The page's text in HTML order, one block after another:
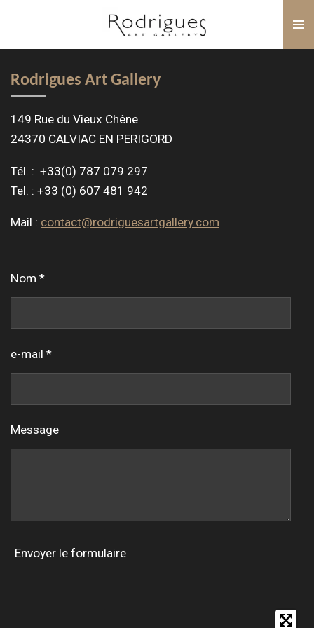
principal
Rodrigues Art Gallery
149 Rue du Vieux Chêne
24370 CALVIAC EN PERIGORD
Tél. : +33(0) 787 079 297
Tel. : +33 (0) 607 481 942
Mail : contact@rodriguesartgallery.com
Nom *
e-mail *
Message
Envoyer le formulaire